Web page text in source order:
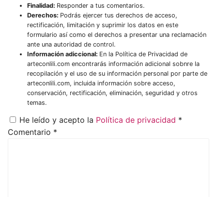
Comentario *
Finalidad: Responder a tus comentarios.
Derechos: Podrás ejercer tus derechos de acceso,
rectificación, limitación y suprimir los datos en este
formulario así como el derechos a presentar una reclamación
ante una autoridad de control.
Información adiccional: En la Política de Privacidad de
arteconlili.com encontrarás información adicional sobnre la
recopilación y el uso de su información personal por parte de
arteconlili.com, incluida información sobre acceso,
conservación, rectificación, eliminación, seguridad y otros
temas.
He leído y acepto la Política de privacidad *